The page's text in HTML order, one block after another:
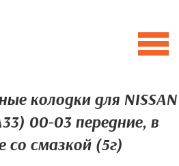
колодки для NISSAN
00-03 передние, в
со смазкой (5г)